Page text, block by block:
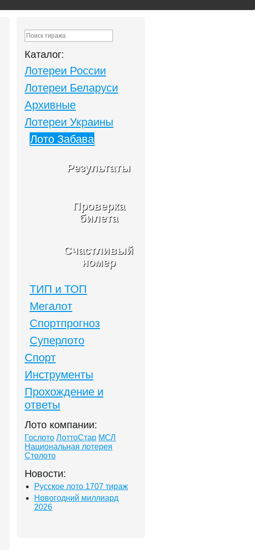
Каталог:
Лотереи России
Лотереи Беларуси
Архивные
Лотереи Украины
Лото Забава
Результаты
Проверка
билета
Счастливый
номер
ТИП и ТОП
Мегалот
Спортпрогноз
Суперлото
Спорт
Инструменты
Прохождение и
ответы
Лото компании:
Гослото ЛоттоСтар МСЛ
Национальная лотерея
Столото
Новости:
Русское лото 1707 тираж
Новогодний миллиард
2026